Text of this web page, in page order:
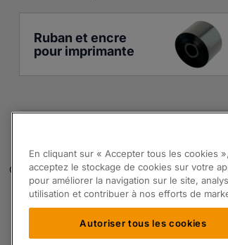
Ruban et encre
pour imprimante
Qualité assurée Experts
S'inscrire à notre Newsletter.
En renseignant votre adresse email vous
Les produits proposés par Partspak Ltd
En cliquant sur « Accepter tous les cookies
acceptez le stockage de cookies sur votre
pour améliorer la navigation sur le site,
utilisation et contribuer à nos efforts de
Autoriser tous les cookies